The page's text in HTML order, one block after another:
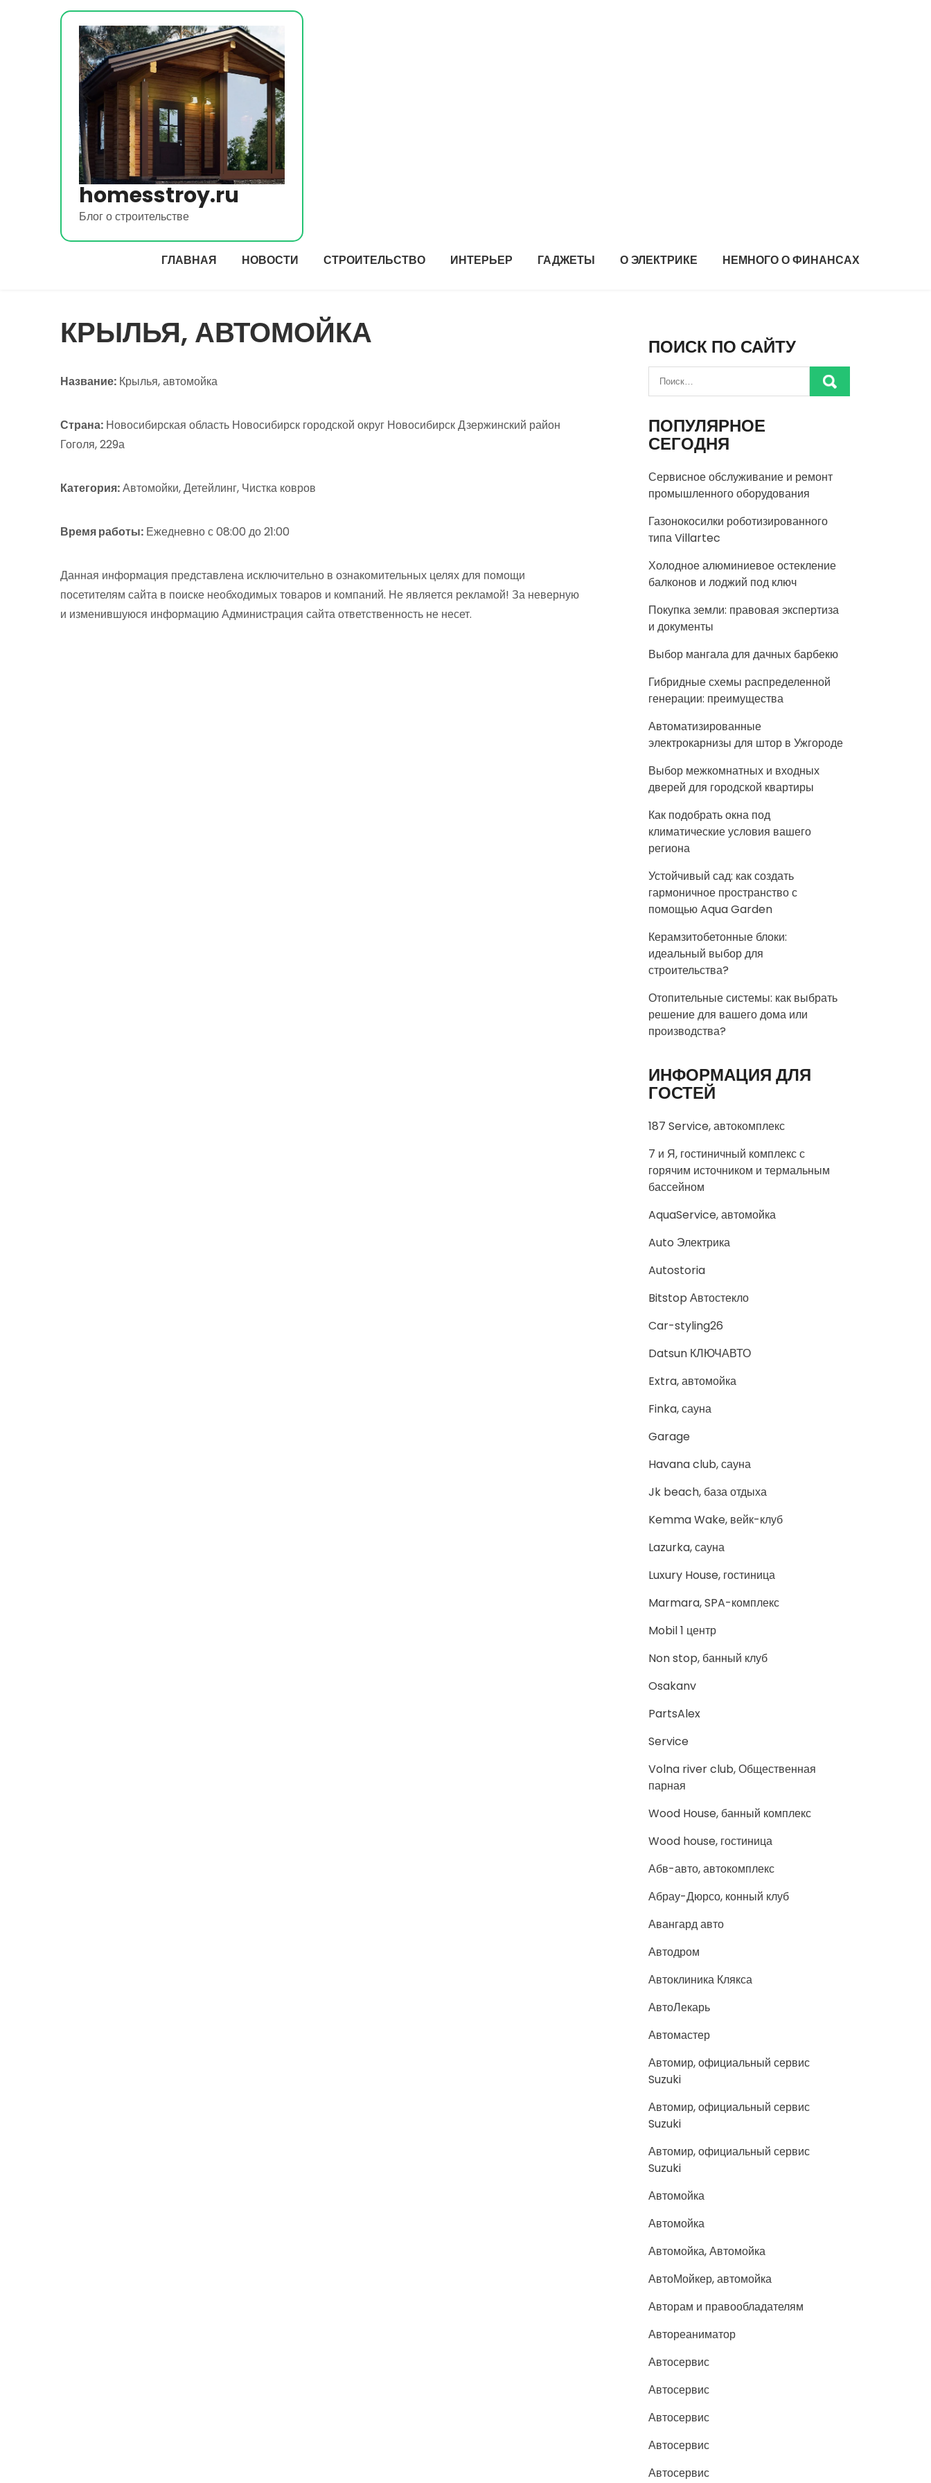
homesstroy.ru
Блог о строительстве
ГЛАВНАЯ НОВОСТИ СТРОИТЕЛЬСТВО ИНТЕРЬЕР ГАДЖЕТЫ О ЭЛЕКТРИКЕ НЕМНОГО О ФИНАНСАХ
КРЫЛЬЯ, АВТОМОЙКА
Название: Крылья, автомойка
Страна: Новосибирская область Новосибирск городской округ Новосибирск Дзержинский район
Гоголя, 229а
Категория:Автомойки, Детейлинг, Чистка ковров
Время работы: Ежедневно с 08:00 до 21:00
Данная информация представлена исключительно в ознакомительных целях для помощи
посетителям сайта в поиске необходимых товаров и компаний. Не является рекламой! За неверную
и изменившуюся информацию Администрация сайта ответственность не несет.
ПОИСК ПО САЙТУ
ПОПУЛЯРНОЕ
СЕГОДНЯ
Сервисное обслуживание и ремонт
промышленного оборудования
Газонокосилки роботизированного
типа Villartec
Холодное алюминиевое остекление
балконов и лоджий под ключ
Покупка земли: правовая экспертиза
и документы
Выбор мангала для дачных барбекю
Гибридные схемы распределенной
генерации: преимущества
Автоматизированные
электрокарнизы для штор в Ужгороде
Выбор межкомнатных и входных
дверей для городской квартиры
Как подобрать окна под
климатические условия вашего
региона
Устойчивый сад: как создать
гармоничное пространство с
помощью Aqua Garden
Керамзитобетонные блоки:
идеальный выбор для
строительства?
Отопительные системы: как выбрать
решение для вашего дома или
производства?
ИНФОРМАЦИЯ ДЛЯ
ГОСТЕЙ
187 Service, автокомплекс
7 и Я, гостиничный комплекс с
горячим источником и термальным
бассейном
AquaService, автомойка
Auto Электрика
Autostoria
Bitstop Автостекло
Car-styling26
Datsun КЛЮЧАВТО
Extra, автомойка
Finka, сауна
Garage
Havana club, сауна
Jk beach, база отдыха
Kemma Wake, вейк-клуб
Lazurka, сауна
Luxury House, гостиница
Marmara, SPA-комплекс
Mobil 1 центр
Non stop, банный клуб
Osakanv
PartsAlex
Service
Volna river club, Общественная
парная
Wood House, банный комплекс
Wood house, гостиница
Абв-авто, автокомплекс
Абрау-Дюрсо, конный клуб
Авангард авто
Автодром
Автоклиника Клякса
АвтоЛекарь
Автомастер
Автомир, официальный сервис
Suzuki
Автомир, официальный сервис
Suzuki
Автомир, официальный сервис
Suzuki
Автомойка
Автомойка
Автомойка, Автомойка
АвтоМойкер, автомойка
Авторам и правообладателям
Автореаниматор
Автосервис
Автосервис
Автосервис
Автосервис
Автосервис